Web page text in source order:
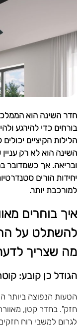
חדר השינה הוא
בורחים כדי להירגע
הלילות הקיציים
השינה הוא לא רק
ובריאה. אך כשמדובר
למורכבת יותר.
איך בוחרים
להשתלט על
מה שצריך
הגודל כן קובע:
הטעות הנפוצה ביותר
חזק". בחדר קטן,
לגרום למשבי רוח